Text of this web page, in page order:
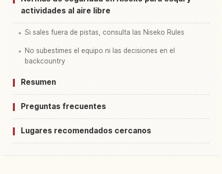
actividades al aire libre
Si sales fuera de pistas, consulta las Niseko Rules
No subestimes el equipo ni las decisiones en el
backcountry
Resumen
Preguntas frecuentes
Lugares recomendados cercanos